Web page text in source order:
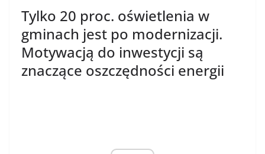
Tylko 20 proc. oświetlenia w
gminach jest po modernizacji.
Motywacją do inwestycji są
znaczące oszczędności energii